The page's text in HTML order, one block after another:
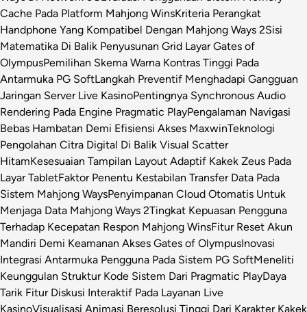
Cache Pada Platform Mahjong WinsKriteria Perangkat
Handphone Yang Kompatibel Dengan Mahjong Ways 2Sisi
Matematika Di Balik Penyusunan Grid Layar Gates of
OlympusPemilihan Skema Warna Kontras Tinggi Pada
Antarmuka PG SoftLangkah Preventif Menghadapi Gangguan
Jaringan Server Live KasinoPentingnya Synchronous Audio
Rendering Pada Engine Pragmatic PlayPengalaman Navigasi
Bebas Hambatan Demi Efisiensi Akses MaxwinTeknologi
Pengolahan Citra Digital Di Balik Visual Scatter
HitamKesesuaian Tampilan Layout Adaptif Kakek Zeus Pada
Layar TabletFaktor Penentu Kestabilan Transfer Data Pada
Sistem Mahjong WaysPenyimpanan Cloud Otomatis Untuk
Menjaga Data Mahjong Ways 2Tingkat Kepuasan Pengguna
Terhadap Kecepatan Respon Mahjong WinsFitur Reset Akun
Mandiri Demi Keamanan Akses Gates of OlympusInovasi
Integrasi Antarmuka Pengguna Pada Sistem PG SoftMeneliti
Keunggulan Struktur Kode Sistem Dari Pragmatic PlayDaya
Tarik Fitur Diskusi Interaktif Pada Layanan Live
KasinoVisualisasi Animasi Beresolusi Tinggi Dari Karakter Kakek